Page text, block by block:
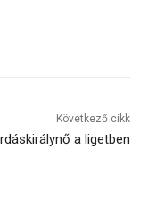
Következő cikk
a ligetben